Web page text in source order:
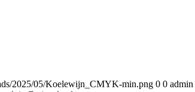
2025/05/Koelewijn_CMYK-min.png 0 0 admin